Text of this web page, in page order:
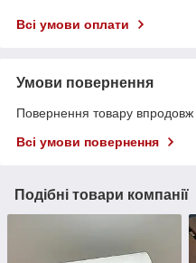
Всі умови оплати
Умови повернення
Повернення товару впродовж
Всі умови повернення
Подібні товари компанії